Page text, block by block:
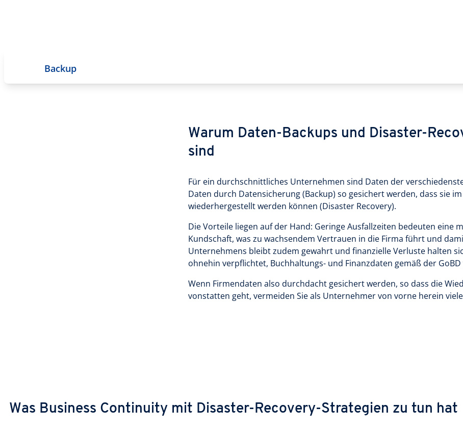
Backup
Warum Daten-Backups und Disaster-
sind
Für ein durchschnittliches Unternehmen sind Daten der
Daten durch Datensicherung (Backup) so gesichert werden, dass sie
wiederhergestellt werden können (Disaster Recovery).
Die Vorteile liegen auf der Hand: Geringe Ausfallzeiten bedeuten eine
Kundschaft, was zu wachsendem Vertrauen in die Firma führt und
Unternehmens bleibt zudem gewahrt und finanzielle Verluste halten
ohnehin verpflichtet, Buchhaltungs- und Finanzdaten gemäß der
Wenn Firmendaten also durchdacht gesichert werden, so dass die
vonstatten geht, vermeiden Sie als Unternehmer von vorne herein
Was Business Continuity mit Disaster-Recovery-Strategien zu tun hat